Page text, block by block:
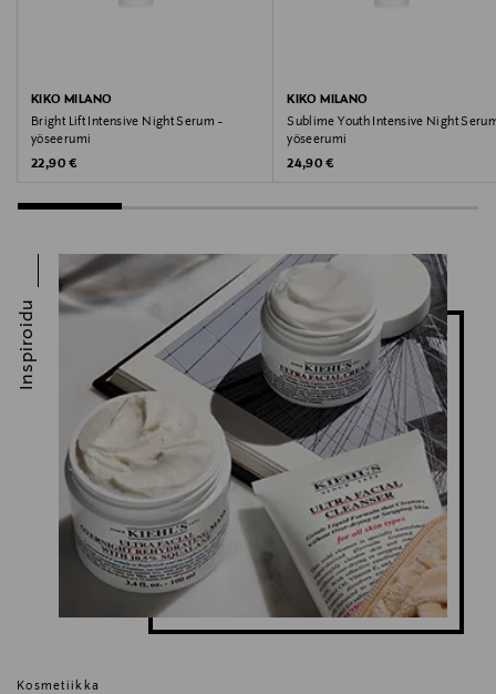
KIKO MILANO
Bright Lift Intensive Night Serum -
yöseerumi
Original Price
22,90 €
KIKO MILANO
Sublime Youth Intensive Night
yöseerumi
Original Price
24,90 €
Kosmetiikka
Inspiroidu